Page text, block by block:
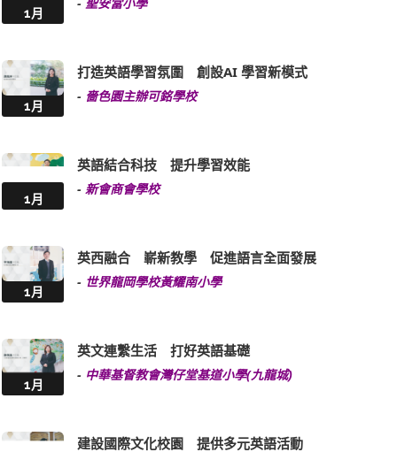
1月
1月
打造英語學習氛圍 創設AI 學習新模式
- 嗇色園主辦可銘學校
1月
英語結合科技 提升學習效能
- 新會商會學校
1月
英西融合 嶄新教學 促進語言全面發展
- 世界龍岡學校黃耀南小學
1月
英文連繫生活 打好英語基礎
- 中華基督教會灣仔堂基道小學(九龍城)
建設國際文化校園 提供多元英語活動